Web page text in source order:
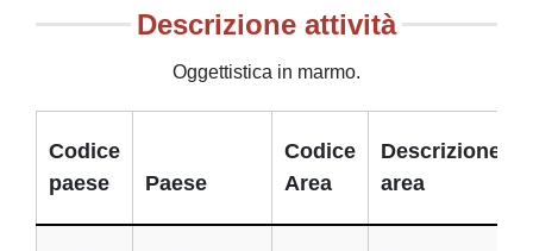
Descrizione attività
Oggettistica in marmo.
Codice
paese
Paese
Codice
Area
Descrizione
area